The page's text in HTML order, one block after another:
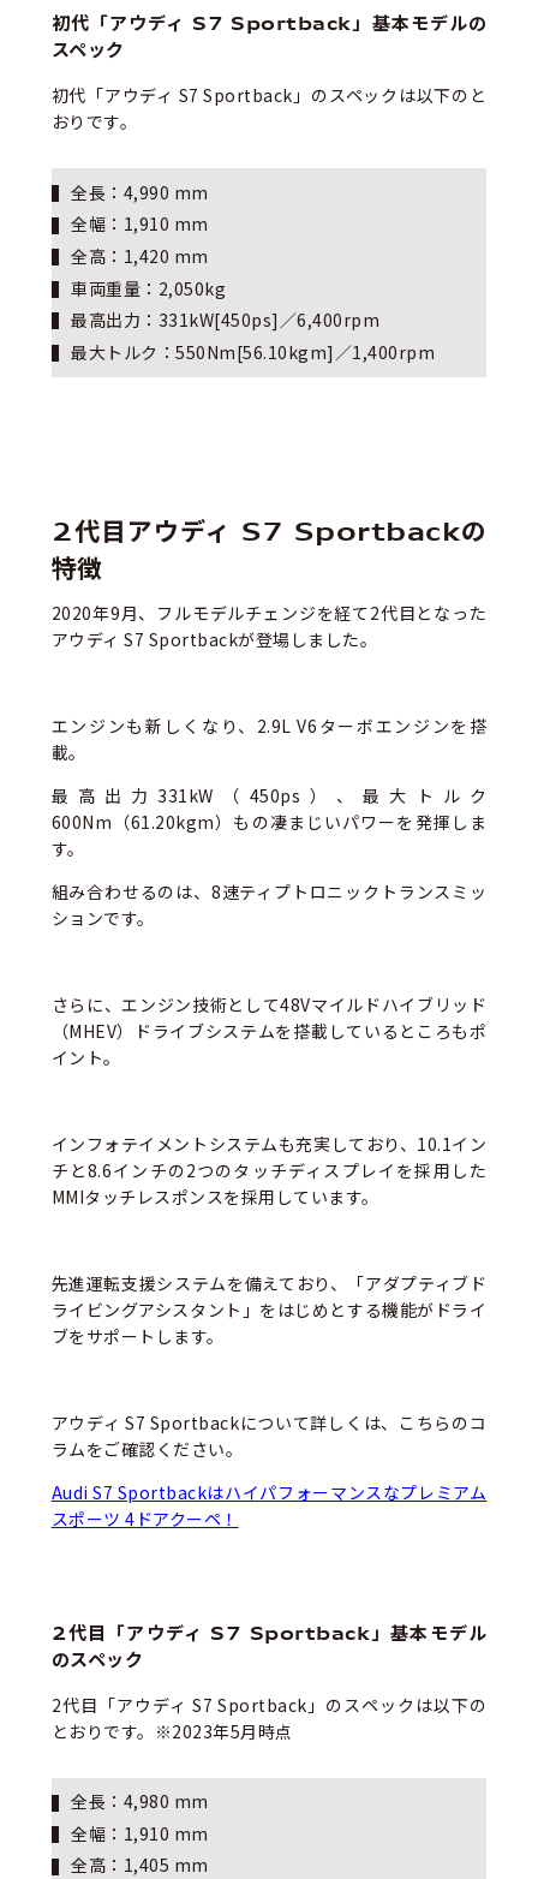
初代「アウディ S7 Sportback」基本モデルの
スペック
初代「アウディ S7 Sportback」のスペックは以下のと
おりです。
全長：4,990 mm
全幅：1,910 mm
全高：1,420 mm
車両重量：2,050kg
最高出力：331kW[450ps]／6,400rpm
最大トルク：550Nm[56.10kgm]／1,400rpm
2代目アウディ S7 Sportbackの
特徴
2020年9月、フルモデルチェンジを経て2代目となった
アウディ S7 Sportbackが登場しました。
エンジンも新しくなり、2.9L V6ターボエンジンを搭
載。
最高出力331kW（450ps）、最大トルク
600Nm（61.20kgm）もの凄まじいパワーを発揮しま
す。
組み合わせるのは、8速ティプトロニックトランスミッ
ションです。
さらに、エンジン技術として48Vマイルドハイブリッド
（MHEV）ドライブシステムを搭載しているところもポ
イント。
インフォテイメントシステムも充実しており、10.1イン
チと8.6インチの2つのタッチディスプレイを採用した
MMIタッチレスポンスを採用しています。
先進運転支援システムを備えており、「アダプティブド
ライビングアシスタント」をはじめとする機能がドライ
ブをサポートします。
アウディ S7 Sportbackについて詳しくは、こちらのコ
ラムをご確認ください。
Audi S7 Sportbackはハイパフォーマンスなプレミアム
スポーツ 4ドアクーペ！
2代目「アウディ S7 Sportback」基本モデル
のスペック
2代目「アウディ S7 Sportback」のスペックは以下の
とおりです。※2023年5月時点
全長：4,980 mm
全幅：1,910 mm
全高：1,405 mm